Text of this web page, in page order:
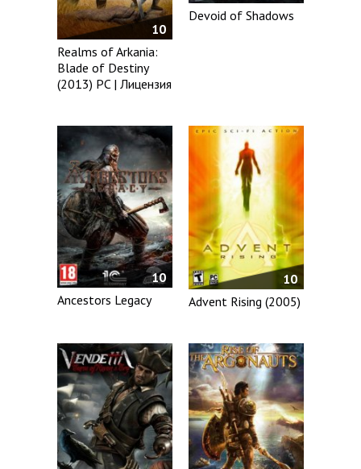
10
Realms of Arkania:
Blade of Destiny
(2013) PC | Лицензия
Devoid of Shadows
10
Ancestors Legacy
10
Advent Rising (2005)